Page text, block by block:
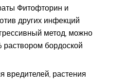
Фитофторин и
других инфекций
метод, можно
раствором бордоской
вредителей, растения